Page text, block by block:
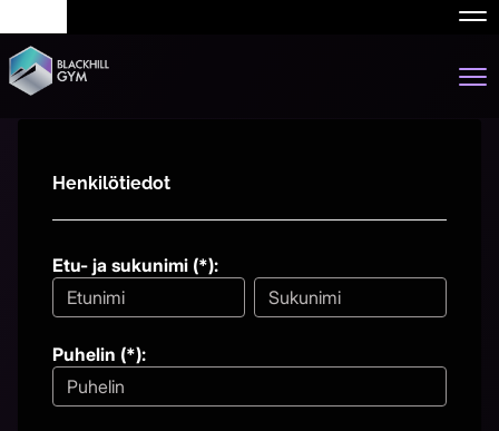
Henkilötiedot
Etu- ja sukunimi (*):
Puhelin (*):